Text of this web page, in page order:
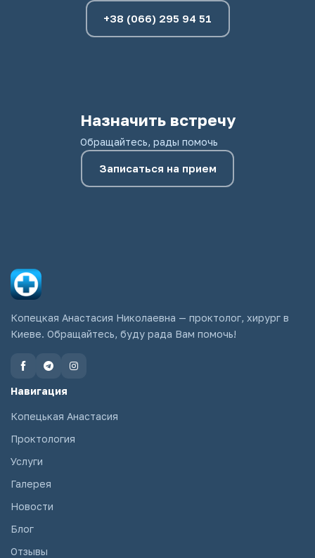
+38 (066) 295 94 51
Назначить встречу
Обращайтесь, рады помочь
Записаться на прием
Копецкая Анастасия Николаевна — проктолог, хирург в
Киеве. Обращайтесь, буду рада Вам помочь!
Навигация
Копецькая Анастасия
Проктология
Услуги
Галерея
Новости
Блог
Отзывы